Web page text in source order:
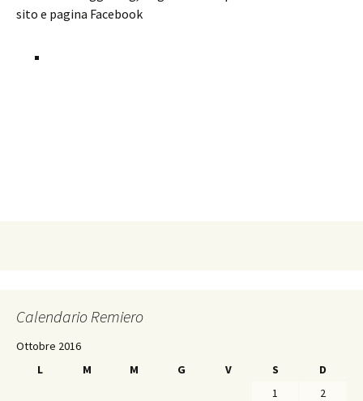
sito e pagina Facebook
Calendario Remiero
Ottobre 2016
L
M M G V S
D
1
2